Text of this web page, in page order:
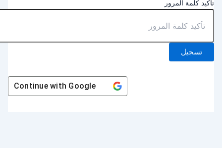
كلمة المرور
تسجيل
Continue withGoogle